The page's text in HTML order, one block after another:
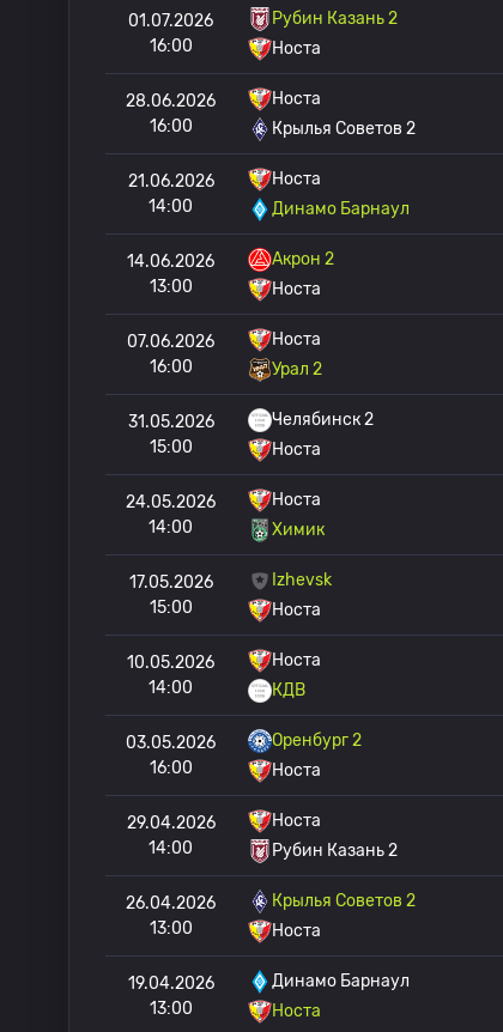
01.07.2026
16:00
Рубин Казань 2
Носта
28.06.2026
16:00
Носта
Крылья Советов 2
21.06.2026
14:00
Носта
Динамо Барнаул
14.06.2026
13:00
Акрон 2
Носта
07.06.2026
16:00
Носта
Урал 2
31.05.2026
15:00
Челябинск 2
Носта
24.05.2026
14:00
Носта
Химик
17.05.2026
15:00
Izhevsk
Носта
10.05.2026
14:00
Носта
КДВ
03.05.2026
16:00
Оренбург 2
Носта
29.04.2026
14:00
Носта
Рубин Казань 2
26.04.2026
13:00
Крылья Советов 2
Носта
19.04.2026
13:00
Динамо Барнаул
Носта